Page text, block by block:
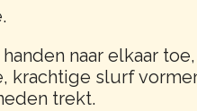
naar elkaar
krachtige slurf
trekt.